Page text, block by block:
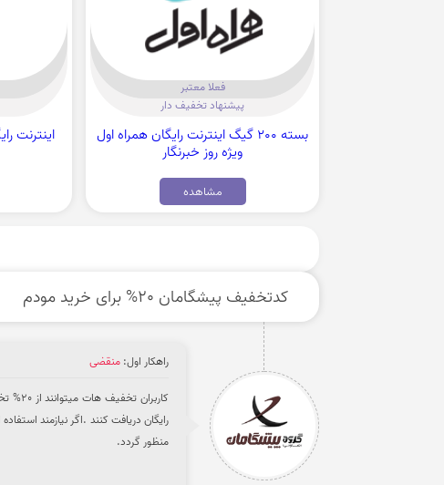
فعلا معتبر
پیشنهاد تخفیف دار
بسته 200 گیگ اینترنت رایگان همراه اول
ویژه روز خبرنگار
مشاهده
اینترنت رایگان
کدتخفیف پیشگامان 20% برای خرید مودم
راهکار اول:منقضی
رایگان دریافت کنند .اگر نیازمند
منظور گردد.